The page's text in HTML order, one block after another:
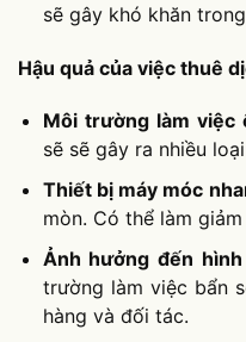
sẽ gây khó khăn
Hậu quả của việc thuê
Môi trường làm việc
sẽ sẽ gây ra nhiều
Thiết bị máy móc
mòn. Có thể làm
Ảnh hưởng đến
trường làm việc bẩn
hàng và đối tác.